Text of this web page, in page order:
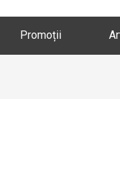
Promoții